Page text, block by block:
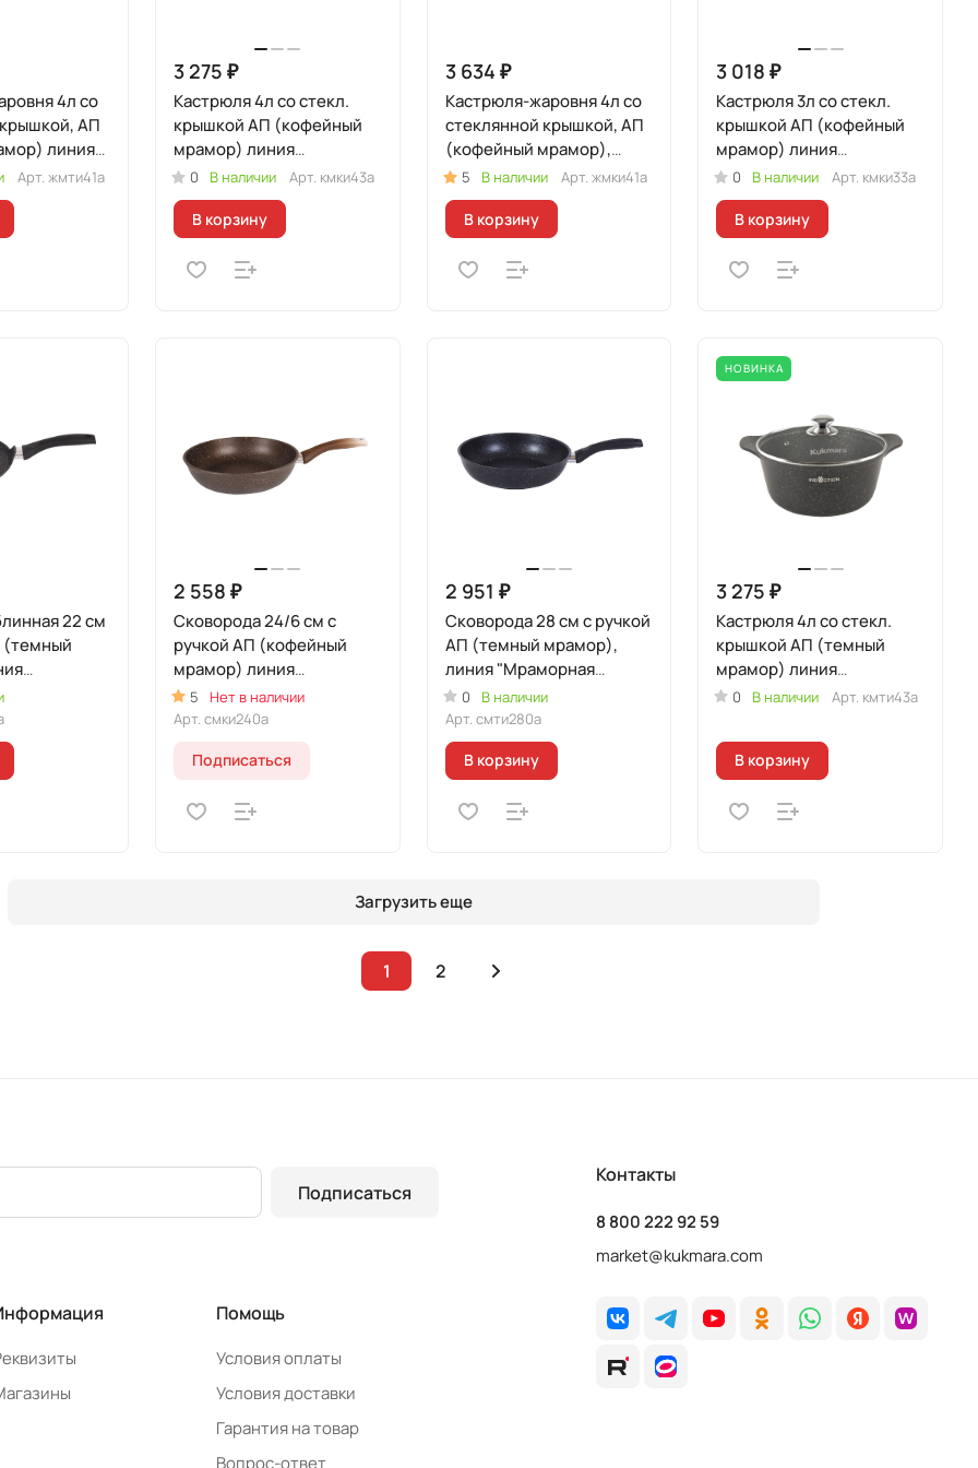
4л со
АП
линия
Арт. жмти41а
3 275 ₽
Кастрюля 4л со стекл.
крышкой АП (кофейный
мрамор) линия
"Мраморная
Индукционная"
0 В наличии Арт. кмки43а
В корзину
3 634 ₽
Кастрюля-жаровня 4л со
стеклянной крышкой, АП
(кофейный мрамор),
линия "Мраморная
Индукционная"
5 В наличии Арт. жмки41а
В корзину
3 018 ₽
Кастрюля 3л со стекл.
крышкой АП (кофейный
мрамор) линия
"Мраморная
Индукционная"
0 В наличии Арт. кмки33а
В корзину
22 см
(темный
2 558 ₽
Сковорода 24/6 см с
ручкой АП (кофейный
мрамор) линия
"Мраморная
Индукционная"
5
Нет в наличии
Арт. смки240а
Подписаться
2 951 ₽
Сковорода 28 см с ручкой
АП (темный мрамор),
линия "Мраморная
Индукционная"
0
В наличии
Арт. смти280а
В корзину
НОВИНКА
3 275 ₽
Кастрюля 4л со стекл.
крышкой АП (темный
мрамор) линия
"Мраморная
0 В наличии Арт. кмти43а
В корзину
Загрузить еще
1 2
Подписаться
Помощь
Условия оплаты
Условия доставки
Гарантия на товар
Вопрос-ответ
Контакты
8 800 222 92 59
market@kukmara.com